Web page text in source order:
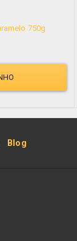
750g
Blog